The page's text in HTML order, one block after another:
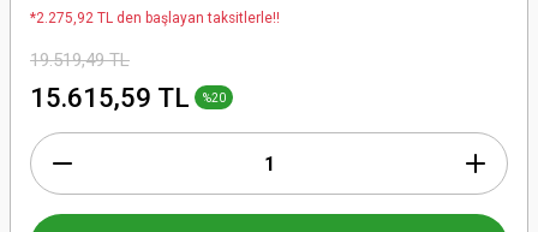
*2.275,92 TL den başlayan taksitlerle!!
19.519,49 TL
15.615,59 TL %20